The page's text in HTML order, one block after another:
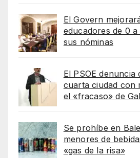
El Govern
educadores de 0
sus nóminas
El PSOE denuncia
cuarta ciudad con
el «fracaso» de
Se prohíbe en
menores de
«gas de la risa»